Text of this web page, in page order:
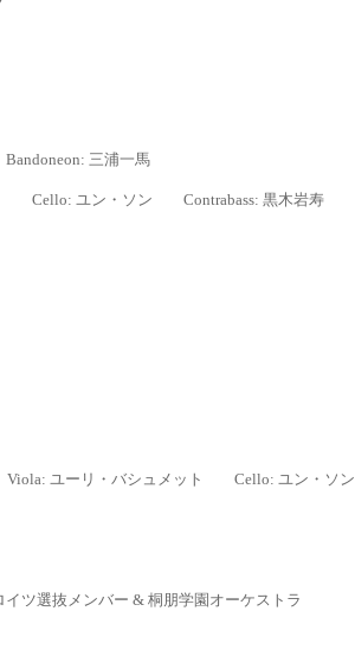
三浦一馬
ト Cello: ユン・ソン Contrabass: 黒木岩寿
Viola: ユーリ・バシュメット Cello: ユン・ソン
ツ選抜メンバー & 桐朋学園オーケストラ